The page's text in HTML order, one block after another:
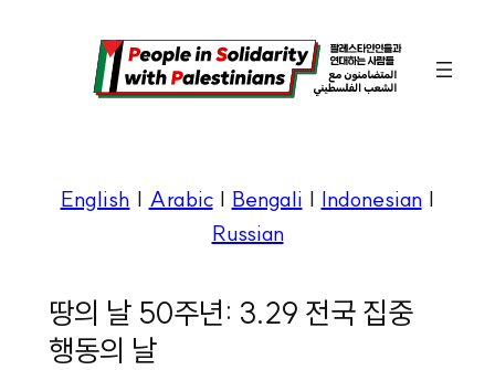
English | Arabic| Bengali | Indonesian|
Russian
땅의 날 50주년: 3.29 전국 집중
행동의 날